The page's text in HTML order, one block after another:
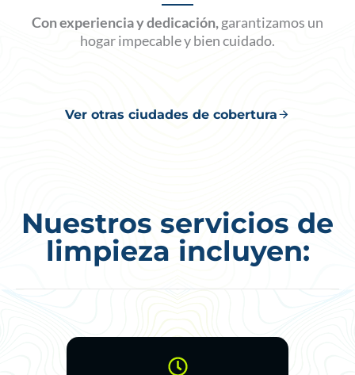
Con experiencia y dedicación, garantizamos un
hogar impecable y bien cuidado.
Ver otras ciudades de cobertura
Nuestros servicios de
limpieza incluyen: